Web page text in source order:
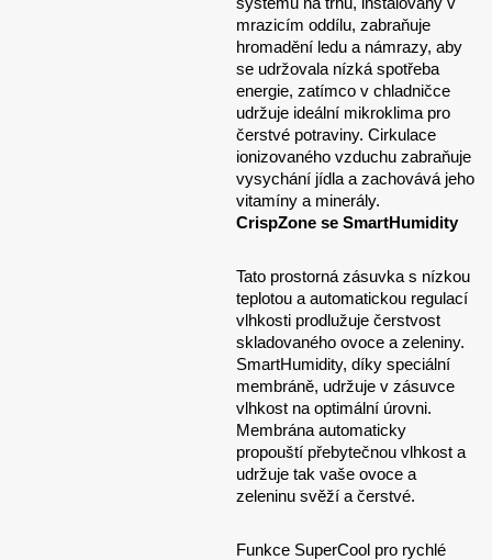
mrazicím oddílu, zabraňuje
hromadění ledu a námrazy, aby
se udržovala nízká spotřeba
energie, zatímco v chladničce
udržuje ideální mikroklima pro
čerstvé potraviny. Cirkulace
ionizovaného vzduchu zabraňuje
vysychání jídla a zachovává jeho
vitamíny a minerály.
CrispZone se SmartHumidity
Tato prostorná zásuvka s nízkou
teplotou a automatickou regulací
vlhkosti prodlužuje čerstvost
skladovaného ovoce a zeleniny.
SmartHumidity, díky speciální
membráně, udržuje v zásuvce
vlhkost na optimální úrovni.
Membrána automaticky
propouští přebytečnou vlhkost a
udržuje tak vaše ovoce a
zeleninu svěží a čerstvé.
Funkce SuperCool pro rychlé